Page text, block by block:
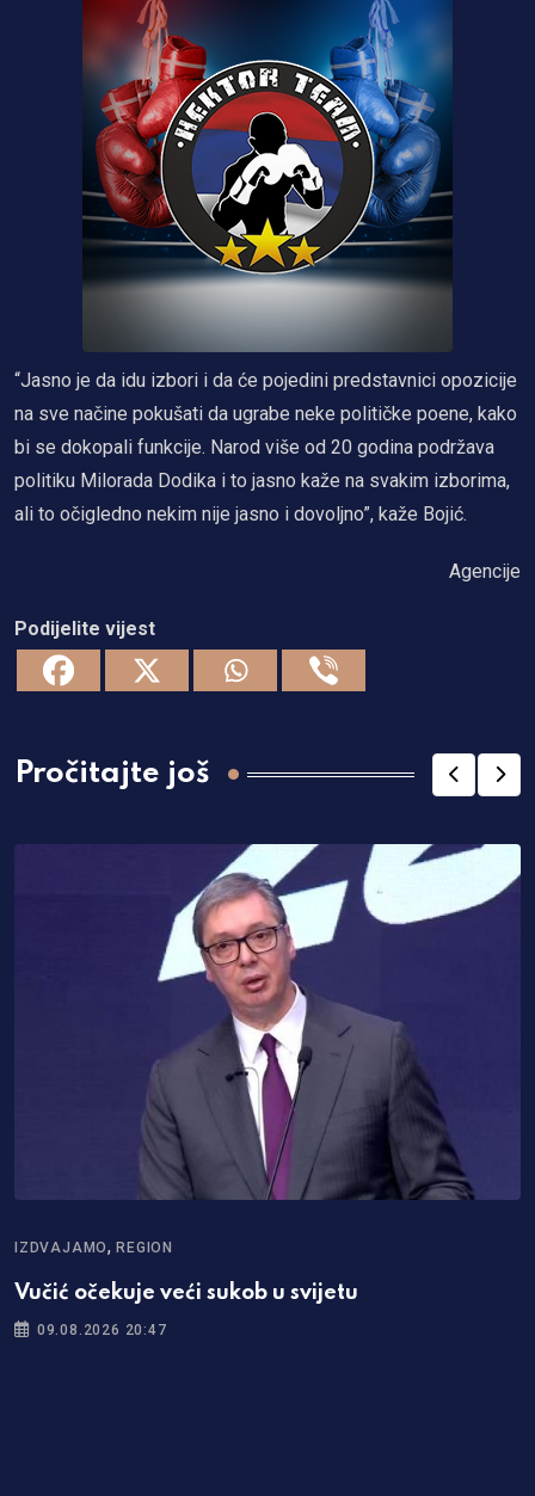
“Jasno je da idu izbori i da će pojedini predstavnici opozicije
na sve načine pokušati da ugrabe neke političke poene, kako
bi se dokopali funkcije. Narod više od 20 godina podržava
politiku Milorada Dodika i to jasno kaže na svakim izborima,
ali to očigledno nekim nije jasno i dovoljno”, kaže Bojić.
Agencije
Podijelite vijest
Pročitajte još
IZDVAJAMO,REGION
Vučić očekuje veći sukob u svijetu
09.08.2026 20:47